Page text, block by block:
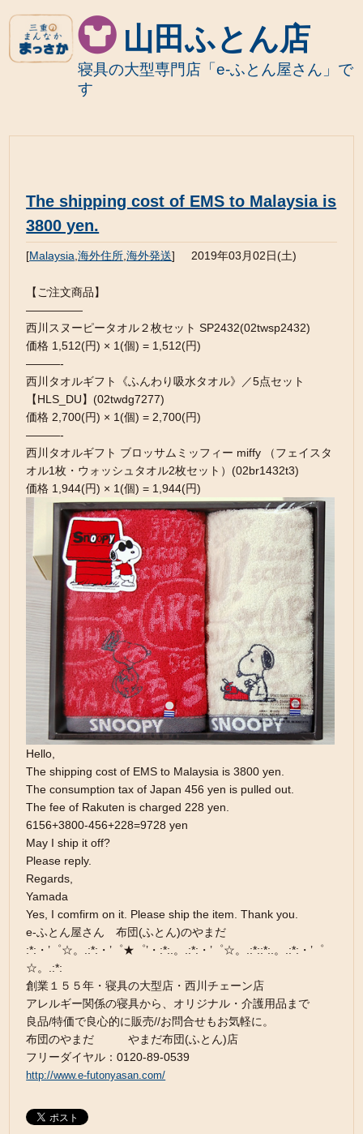
山田ふとん店
寝具の大型専門店「e-ふとん屋さん」で
す
The shipping cost of EMS to Malaysia is
3800 yen.
[Malaysia ,海外住所 ,海外発送] 2019年03月02日(土)
【ご注文商品】
—————
西川スヌーピータオル２枚セット SP2432(02twsp2432)
価格 1,512(円) × 1(個) = 1,512(円)
———-
西川タオルギフト《ふんわり吸水タオル》／5点セット
【HLS_DU】(02twdg7277)
価格 2,700(円) × 1(個) = 2,700(円)
———-
西川タオルギフト ブロッサムミッフィー miffy （フェイスタ
オル1枚・ウォッシュタオル2枚セット）(02br1432t3)
価格 1,944(円) × 1(個) = 1,944(円)
Hello,
The shipping cost of EMS to Malaysia is 3800 yen.
The consumption tax of Japan 456 yen is pulled out.
The fee of Rakuten is charged 228 yen.
6156+3800-456+228=9728 yen
May I ship it off?
Please reply.
Regards,
Yamada
Yes, I comfirm on it. Please ship the item. Thank you.
e-ふとん屋さん 布団(ふとん)のやまだ
:*:・’゜☆。.:*:・’゜★゜’・:*:.。.:*:・’゜☆。.:*::*:.。.:*:・’゜
☆。.:*:
創業１５５年・寝具の大型店・西川チェーン店
アレルギー関係の寝具から、オリジナル・介護用品まで
良品/特価で良心的に販売//お問合せもお気軽に。
布団のやまだ やまだ布団(ふとん)店
フリーダイヤル：0120-89-0539
http://www.e-futonyasan.com/